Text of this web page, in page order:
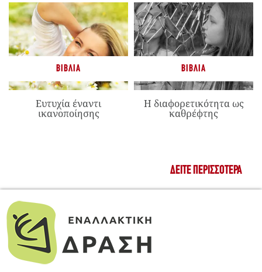
ΒΙΒΛΊΑ
Ευτυχία έναντι
ικανοποίησης
ΒΙΒΛΊΑ
Η διαφορετικότητα ως
καθρέφτης
ΔΕΊΤΕ ΠΕΡΙΣΣΌΤΕΡΑ